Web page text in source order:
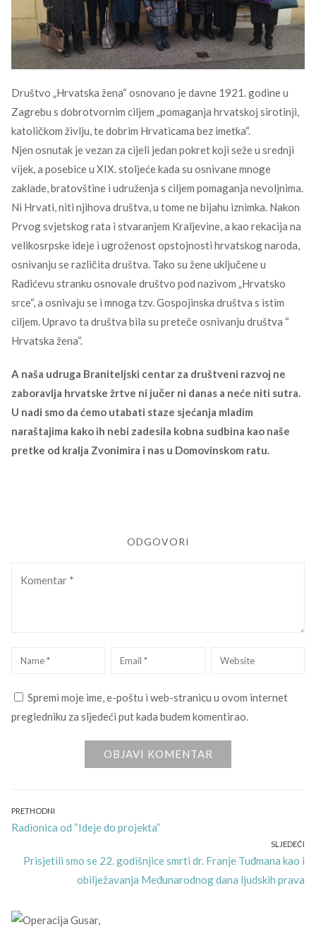
Društvo „Hrvatska žena“ osnovano je davne 1921. godine u
Zagrebu s dobrotvornim ciljem „pomaganja hrvatskoj sirotinji,
katoličkom življu, te dobrim Hrvaticama bez imetka“.
Njen osnutak je vezan za cijeli jedan pokret koji seže u srednji
vijek, a posebice u XIX. stoljeće kada su osnivane mnoge
zaklade, bratovštine i udruženja s ciljem pomaganja nevoljnima.
Ni Hrvati, niti njihova društva, u tome ne bijahu iznimka. Nakon
Prvog svjetskog rata i stvaranjem Kraljevine, a kao rekacija na
velikosrpske ideje i ugroženost opstojnosti hrvatskog naroda,
osnivanju se različita društva. Tako su žene uključene u
Radićevu stranku osnovale društvo pod nazivom „Hrvatsko
srce“, a osnivaju se i mnoga tzv. Gospojinska društva s istim
ciljem. Upravo ta društva bila su preteče osnivanju društva “
Hrvatska žena“.
A naša udruga Braniteljski centar za društveni razvoj ne
zaboravlja hrvatske žrtve ni jučer ni danas a neće niti sutra.
U nadi smo da ćemo utabati staze sjećanja mladim
naraštajima kako ih nebi zadesila kobna sudbina kao naše
pretke od kralja Zvonimira i nas u Domovinskom ratu.
ODGOVORI
Name Email Website
Spremi moje ime, e-poštu i web-stranicu u ovom internet
pregledniku za sljedeći put kada budem komentirao.
Navigacija
objava
PRETHODNI
Previous
Radionica od “Ideje do projekta”
SLJEDEĆI
Next
Prisjetili smo se 22. godišnjice smrti dr. Franje Tuđmana kao i
obilježavanja Međunarodnog dana ljudskih prava